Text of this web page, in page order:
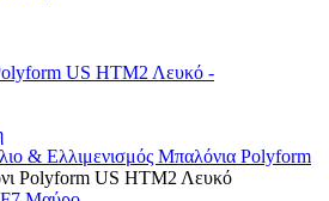
& Ελλιμενισμός Μπαλόνια Polyform
Polyform US ΗΤΜ2 Λευκό